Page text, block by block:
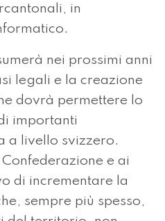
in
nei prossimi anni
legali e la creazione
dovrà permettere lo
importanti
a livello svizzero.
e ai
di incrementare la
sempre più spesso,